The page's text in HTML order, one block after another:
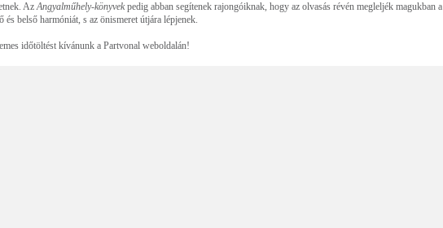
AzAngyalműhely-könyvekpedig abban segítenek rajongóiknak, hogy az olvasás révén megleljék magukban a
és belső harmóniát, s az önismeret útjára lépjenek.
időtöltést kívánunk a Partvonal weboldalán!